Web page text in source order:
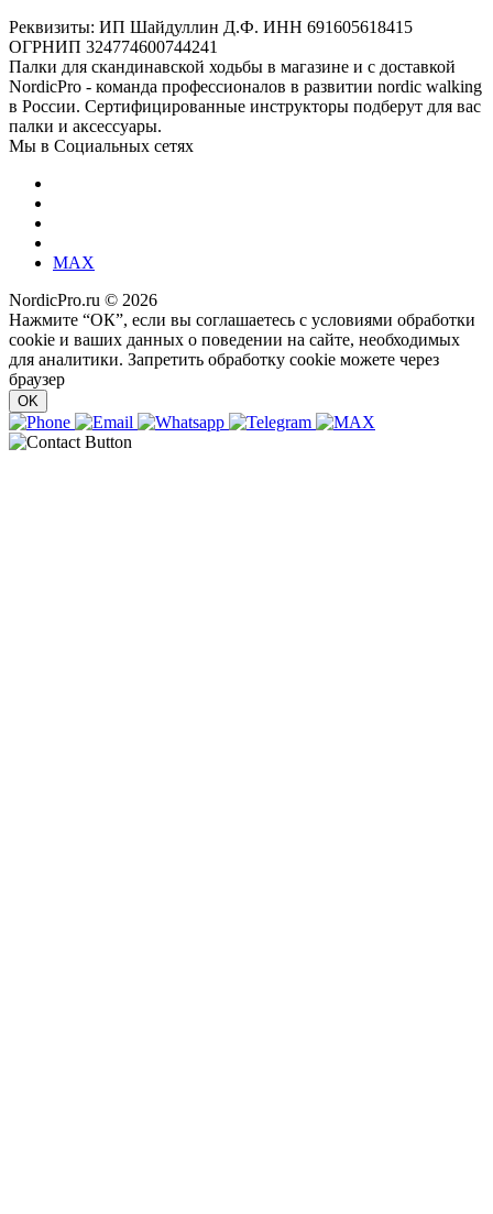
Реквизиты: ИП Шайдуллин Д.Ф. ИНН 691605618415
ОГРНИП 324774600744241
Палки для скандинавской ходьбы в магазине и с доставкой
NordicPro - команда профессионалов в развитии nordic walking
в России. Сертифицированные инструкторы подберут для вас
палки и аксессуары.
Мы в Социальных сетях
MAX
NordicPro.ru © 2026
Нажмите “ОК”, если вы соглашаетесь с условиями обработки
cookie и ваших данных о поведении на сайте, необходимых
для аналитики. Запретить обработку cookie можете через
браузер
OK